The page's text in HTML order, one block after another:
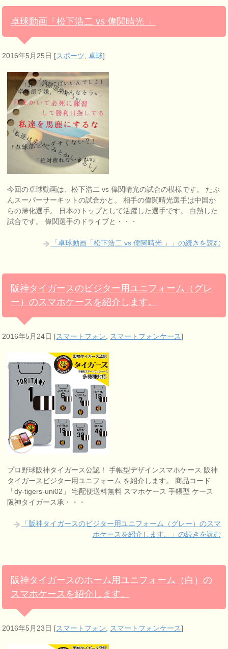
卓球動画「松下浩二 vs 偉関晴光 」
2016年5月25日 [スポーツ ,卓球]
今回の卓球動画は、松下浩二 vs 偉関晴光の試合の模様です。 たぶ
んスーパーサーキットの試合かと。 相手の偉関晴光選手は中国か
らの帰化選手。 日本のトップとして活躍した選手です。 白熱した
試合です。 偉関選手のドライブと・・・
「卓球動画「松下浩二 vs 偉関晴光 」」の続きを読む
阪神タイガースのビジター用ユニフォーム（グレ
ー）のスマホケースを紹介します。
2016年5月24日 [スマートフォン, スマートフォンケース]
プロ野球阪神タイガース公認！ 手帳型デザインスマホケース 阪神
タイガースビジター用ユニフォーム を紹介します。 商品コード
「dy-tigers-uni02」 宅配便送料無料 スマホケース 手帳型 ケース
阪神タイガース承・・・
「阪神タイガースのビジター用ユニフォーム（グレー）のスマ
ホケースを紹介します。」の続きを読む
阪神タイガースのホーム用ユニフォーム（白）の
スマホケースを紹介します。
2016年5月23日 [スマートフォン スマートフォンケース]